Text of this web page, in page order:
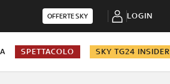
OFFERTE SKY LOGIN
SPETTACOLO SKY TG24 INSIDER